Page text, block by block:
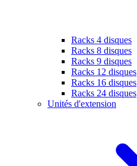
Racks 4 disques
Racks 8 disques
Racks 9 disques
Racks 12 disques
Racks 16 disques
Racks 24 disques
Unités d'extension